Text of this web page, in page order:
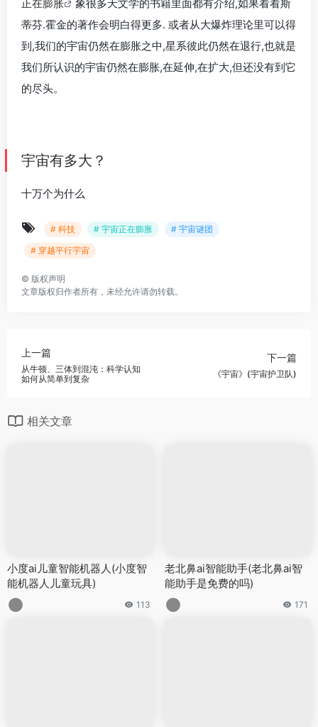
正在膨胀
象很多天文学的书籍里面都有介绍,如果看看斯
蒂芬.霍金的著作会明白得更多. 或者从大爆炸理论里可以得
到,我们的宇宙仍然在膨胀之中,星系彼此仍然在退行,也就是
我们所认识的宇宙仍然在膨胀,在延伸,在扩大,但还没有到它
的尽头。
宇宙有多大？
十万个为什么
# 科技 # 宇宙正在膨胀
# 宇宙谜团
# 穿越平行宇宙
© 版权声明
文章版权归作者所有，未经允许请勿转载。
上一篇
从牛顿、三体到混沌：科学认知
如何从简单到复杂
下一篇
《宇宙》(宇宙护卫队)
相关文章
小度ai儿童智能机器人(小度智
能机器人儿童玩具)
113
老北鼻ai智能助手(老北鼻ai智
能助手是免费的吗)
171